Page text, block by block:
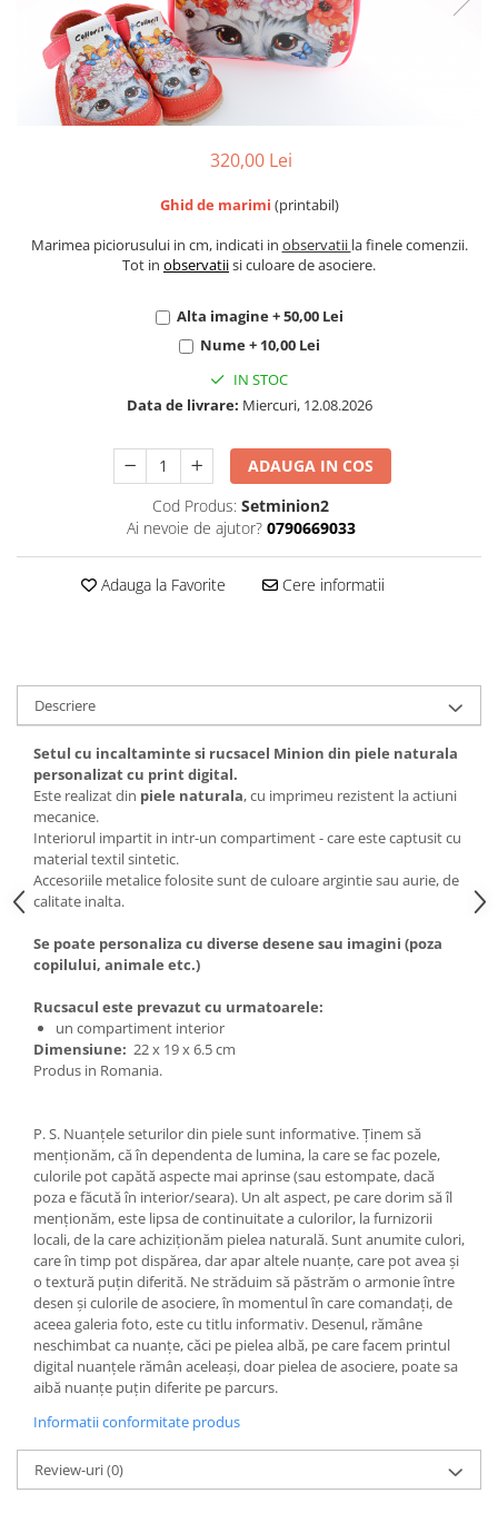
320,00 Lei
Ghid de marimi (printabil)
Marimea piciorusului in cm, indicati in observatii la finele comenzii.
Tot in observatiisi culoare de asociere.
Alta imagine + 50,00 Lei
Nume + 10,00 Lei
IN STOC
Data de livrare: Miercuri, 12.08.2026
ADAUGA IN COS
Cod Produs: Setminion2
Ai nevoie de ajutor? 0790669033
Adauga la Favorite Cere informatii
Descriere
Setul cu incaltaminte si rucsacel Minion din piele naturala
personalizat cu print digital.
Este realizat din piele naturala, cu imprimeu rezistent la actiuni
mecanice.
Interiorul impartit in intr-un compartiment - care este captusit cu
material textil sintetic.
Accesoriile metalice folosite sunt de culoare argintie sau aurie, de
calitate inalta.
Se poate personaliza cu diverse desene sau imagini (poza
copilului, animale etc.)
Rucsacul este prevazut cu urmatoarele:
un compartiment interior
Dimensiune: 22 x 19 x 6.5 cm
Produs in Romania.
P. S. Nuanțele seturilor din piele sunt informative. Ținem să
menționăm, că în dependenta de lumina, la care se fac pozele,
culorile pot capătă aspecte mai aprinse (sau estompate, dacă
poza e făcută în interior/seara). Un alt aspect, pe care dorim să îl
menționăm, este lipsa de continuitate a culorilor, la furnizorii
locali, de la care achiziționăm pielea naturală. Sunt anumite culori,
care în timp pot dispărea, dar apar altele nuanțe, care pot avea și
o textură puțin diferită. Ne străduim să păstrăm o armonie între
desen și culorile de asociere, în momentul în care comandați, de
aceea galeria foto, este cu titlu informativ. Desenul, rămâne
neschimbat ca nuanțe, căci pe pielea albă, pe care facem printul
digital nuanțele rămân aceleași, doar pielea de asociere, poate sa
aibă nuanțe puțin diferite pe parcurs.
Informatii conformitate produs
Review-uri(0)